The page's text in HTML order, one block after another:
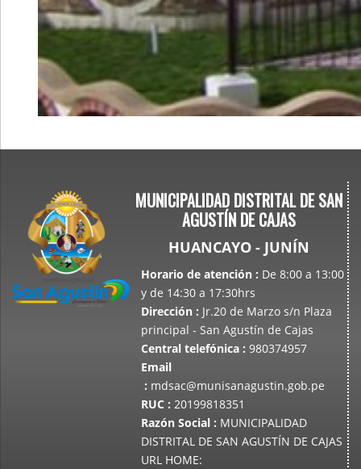
MUNICIPALIDAD DISTRITAL DE SAN
AGUSTÍN DE CAJAS
HUANCAYO - JUNÍN
Horario de atención : De 8:00 a 13:00
y de 14:30 a 17:30hrs
Dirección : Jr.20 de Marzo s/n Plaza
principal - San Agustín de Cajas
Central telefónica : 980374957
Email
: mdsac@munisanagustin.gob.pe
RUC : 20199818351
Razón Social : MUNICIPALIDAD
DISTRITAL DE SAN AGUSTÍN DE CAJAS
URL HOME: